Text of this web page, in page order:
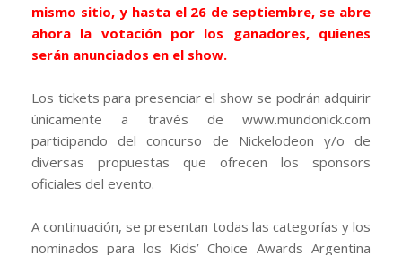
mismo sitio, y hasta el 26 de septiembre, se abre
ahora la votación por los ganadores, quienes
serán anunciados en el show.
Los tickets para presenciar el show se podrán adquirir
únicamente a través de www.mundonick.com
participando del concurso de Nickelodeon y/o de
diversas propuestas que ofrecen los sponsors
oficiales del evento.
A continuación, se presentan todas las categorías y los
nominados para los Kids’ Choice Awards Argentina